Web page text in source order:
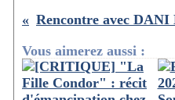
Vous aimerez aussi :